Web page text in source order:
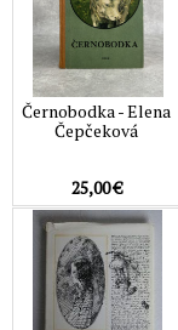
Černobodka - Elena
Čepčeková
25,00 €